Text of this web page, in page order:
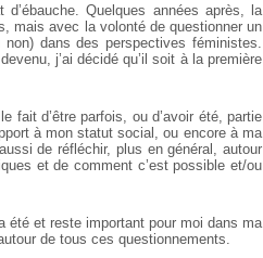
Quelques années après, la
mais avec la volonté de questionner un
dans des perspectives féministes.
j’ai décidé qu’il soit à la première
fait d’être parfois, ou d’avoir été, partie
à mon statut social, ou encore à ma
de réfléchir, plus en général, autour
et de comment c’est possible et/ou
été et reste important pour moi dans ma
de tous ces questionnements.